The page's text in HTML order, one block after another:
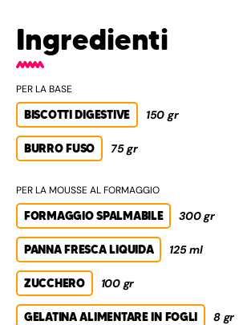
Ingredienti
PER LA BASE
BISCOTTI DIGESTIVE 150 gr
BURRO FUSO 75 gr
PER LA MOUSSE AL FORMAGGIO
FORMAGGIO SPALMABILE 300 gr
PANNA FRESCA LIQUIDA 125 ml
ZUCCHERO 100 gr
GELATINA ALIMENTARE IN FOGLI 8 gr